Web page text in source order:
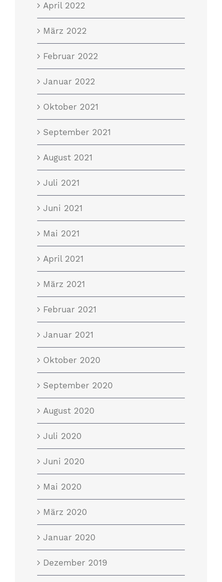
April 2022
März 2022
Februar 2022
Januar 2022
Oktober 2021
September 2021
August 2021
Juli 2021
Juni 2021
Mai 2021
April 2021
März 2021
Februar 2021
Januar 2021
Oktober 2020
September 2020
August 2020
Juli 2020
Juni 2020
Mai 2020
März 2020
Januar 2020
Dezember 2019